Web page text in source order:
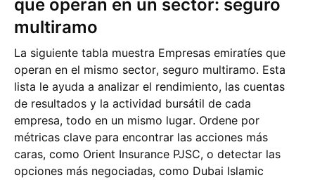
que operan en un sector: seguro
multiramo
La siguiente tabla muestra Empresas emiratíes que
operan en el mismo sector, seguro multiramo. Esta
lista le ayuda a analizar el rendimiento, las cuentas
de resultados y la actividad bursátil de cada
empresa, todo en un mismo lugar. Ordene por
métricas clave para encontrar las acciones más
caras, como Orient Insurance PJSC, o detectar las
opciones más negociadas, como Dubai Islamic